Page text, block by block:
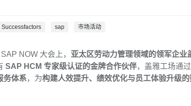
Successfactors sap 市场活动
NOW 大会上， 亚太区劳动力管理领域的领军企业
SAP HCM 专家级认证的金牌合作伙伴，盖雅工场通
务体系，为构建人效提升、绩效优化与员工体验升级